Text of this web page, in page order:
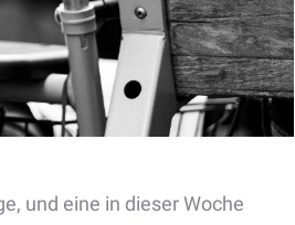
und eine in dieser Woche